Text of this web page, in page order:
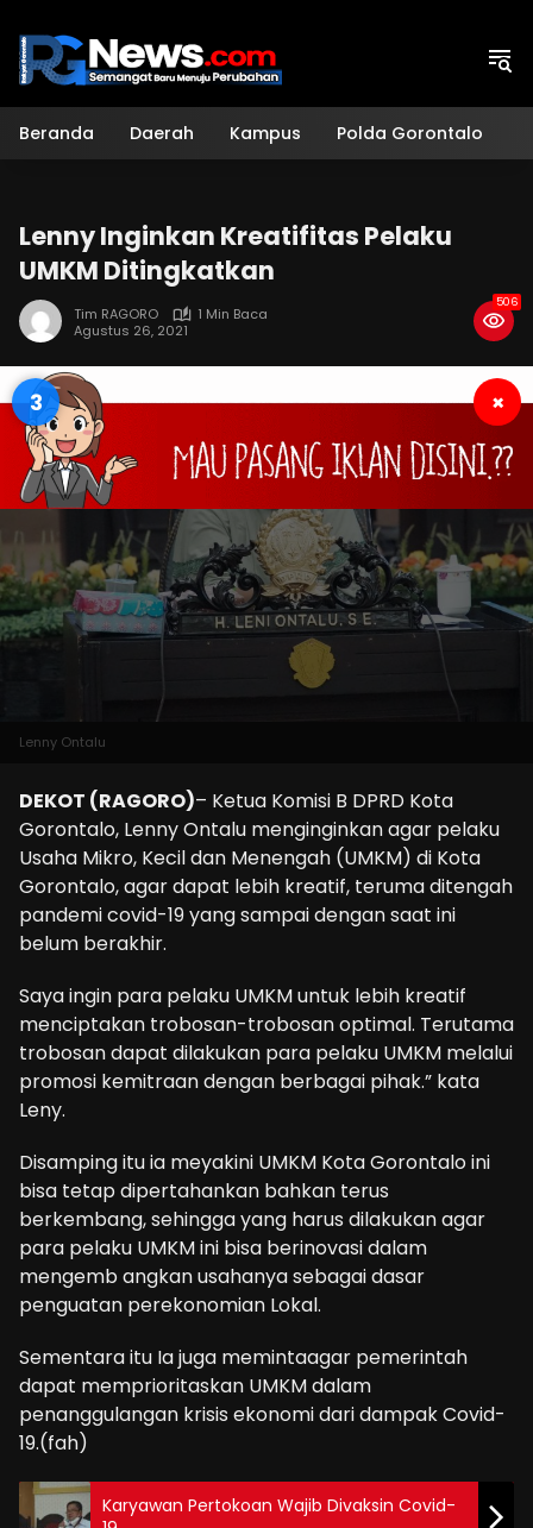
konten
Beranda Daerah Kampus Polda Gorontalo
Lenny Inginkan Kreatifitas Pelaku
UMKM Ditingkatkan
Tim RAGORO
1 Min Baca
Agustus 26, 2021
506
3 ×
Lenny Ontalu
DEKOT (RAGORO)– Ketua Komisi B DPRD Kota
Gorontalo, Lenny Ontalu menginginkan agar pelaku
Usaha Mikro, Kecil dan Menengah (UMKM) di Kota
Gorontalo, agar dapat lebih kreatif, teruma ditengah
pandemi covid-19 yang sampai dengan saat ini
belum berakhir.
Saya ingin para pelaku UMKM untuk lebih kreatif
menciptakan trobosan-trobosan optimal. Terutama
trobosan dapat dilakukan para pelaku UMKM melalui
promosi kemitraan dengan berbagai pihak.” kata
Leny.
Disamping itu ia meyakini UMKM Kota Gorontalo ini
bisa tetap dipertahankan bahkan terus
berkembang, sehingga yang harus dilakukan agar
para pelaku UMKM ini bisa berinovasi dalam
mengemb angkan usahanya sebagai dasar
penguatan perekonomian Lokal.
Sementara itu Ia juga memintaagar pemerintah
dapat memprioritaskan UMKM dalam
penanggulangan krisis ekonomi dari dampak Covid-
19.(fah)
Karyawan Pertokoan Wajib Divaksin Covid-